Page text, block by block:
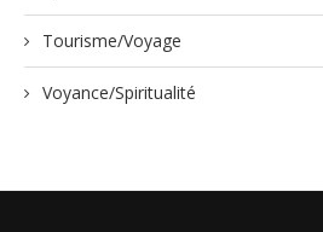
Tourisme/Voyage
Voyance/Spiritualité